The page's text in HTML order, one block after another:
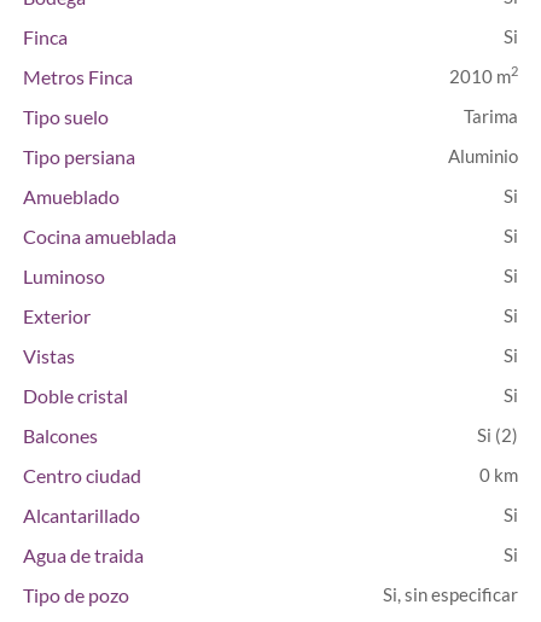
Finca
Metros Finca
2010 m2
Tipo suelo Tarima
Tipo persiana Aluminio
Amueblado
Cocina amueblada
Luminoso
Exterior
Vistas
Doble cristal
Balcones
(2)
Centro ciudad 0 km
Alcantarillado
Agua de traida
Tipo de pozo
Si, sin especificar